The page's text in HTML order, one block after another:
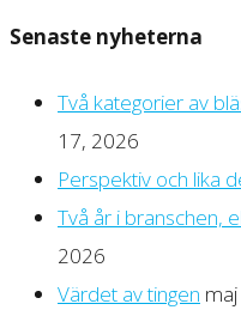
Senaste nyheterna
Två kategorier av
17, 2026
Perspektiv och lika
Två år i branschen,
2026
Värdet av tingen